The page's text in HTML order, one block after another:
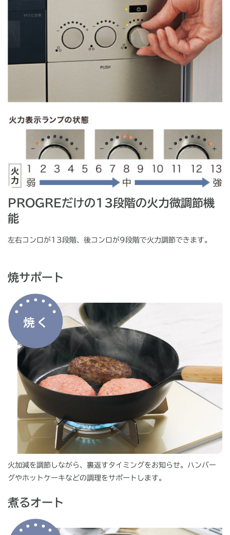
PROGREだけの13段階の火力微調節機
能
左右コンロが13段階、後コンロが9段階で火力調節できます。
焼サポート
火加減を調節しながら、裏返すタイミングをお知らせ。ハンバー
グやホットケーキなどの調理をサポートします。
煮るオート